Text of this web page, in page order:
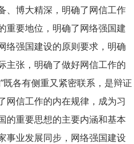
、博大精深，明确了网信工作
重要地位，明确了网络强国建
络强国建设的原则要求，明确
主张，明确了做好网信工作的
既各有侧重又紧密联系，是辩证
网信工作的内在规律，成为习
的重要思想的主要内涵和基本
事业发展同步，网络强国建设